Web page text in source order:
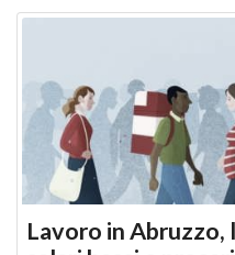
Lavoro in Abruzzo,